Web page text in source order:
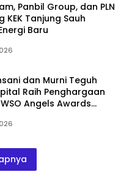
Panbil Group, dan PLN
KEK Tanjung Sauh
Baru
dan Murni Teguh
Raih Penghargaan
Angels Awards